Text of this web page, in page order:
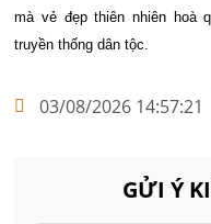
mà vẻ đẹp thiên nhiên hoà
truyền thống dân tộc.
03/08/2026 14:57:21
GỬI Ý